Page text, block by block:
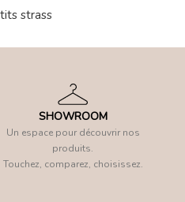
strass
SHOWROOM
Un espace pour découvrir nos
produits.
Touchez, comparez, choisissez.